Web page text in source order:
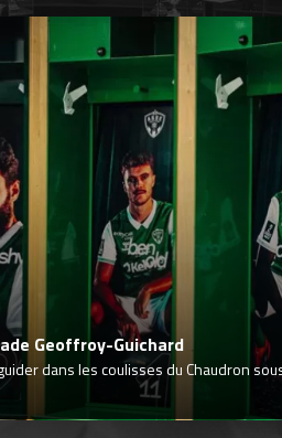
Geoffroy-Guichard
dans les coulisses du Chaudron